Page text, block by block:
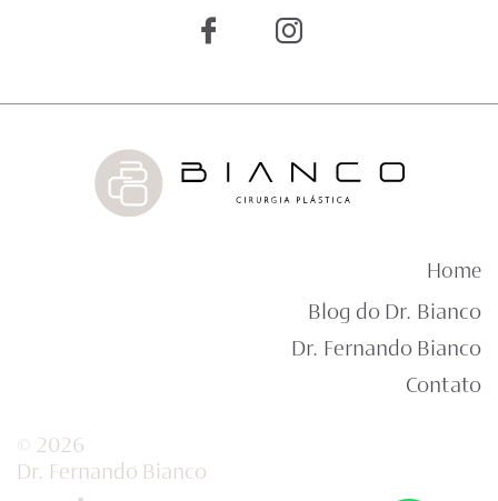
Home
Blog do Dr. Bianco
Dr. Fernando Bianco
Contato
© 2026
Dr. Fernando Bianco